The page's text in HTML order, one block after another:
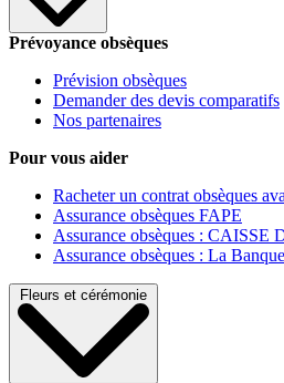
Prévoyance obsèques
Prévision obsèques
Demander des devis comparatifs
Nos partenaires
Pour vous aider
Racheter un contrat obsèques
Assurance obsèques FAPE
Assurance obsèques : CAISSE
Assurance obsèques : La
Fleurs et cérémonie